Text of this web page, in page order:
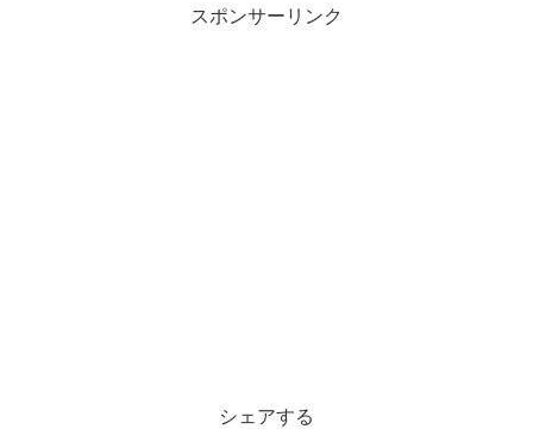
スポンサーリンク
シェアする